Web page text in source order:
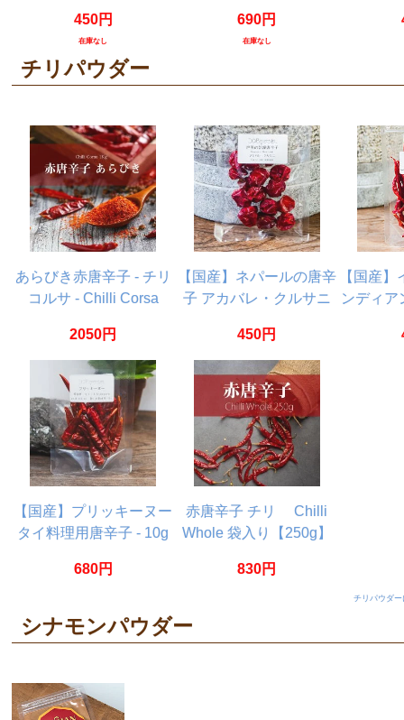
450円
在庫なし
690円
在庫なし
チリパウダー
あらびき赤唐辛子 - チリ
コルサ - Chilli Corsa
2050円
【国産】ネパールの唐辛
子 アカバレ・クルサニ
450円
【国産
ンディア
【国産】プリッキーヌー
タイ料理用唐辛子 - 10g
680円
赤唐辛子 チリ Chilli
Whole 袋入り【250g】
830円
チリパウダ
シナモンパウダー